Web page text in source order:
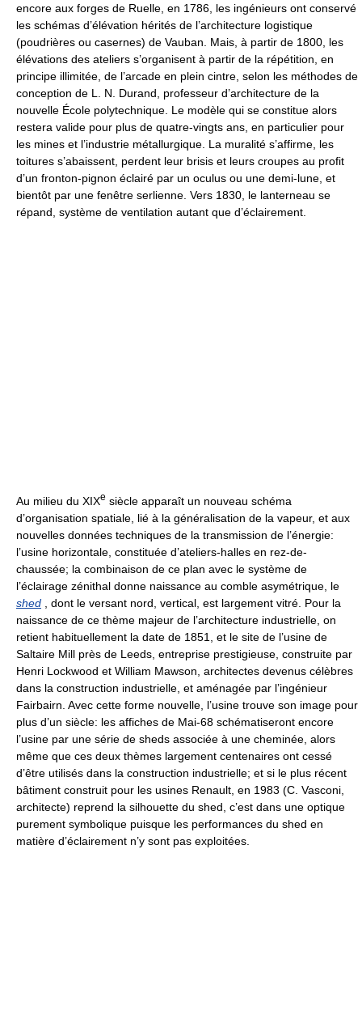
encore aux forges de Ruelle, en 1786, les ingénieurs ont conservé
les schémas d’élévation hérités de l’architecture logistique
(poudrières ou casernes) de Vauban. Mais, à partir de 1800, les
élévations des ateliers s’organisent à partir de la répétition, en
principe illimitée, de l’arcade en plein cintre, selon les méthodes de
conception de L. N. Durand, professeur d’architecture de la
nouvelle École polytechnique. Le modèle qui se constitue alors
restera valide pour plus de quatre-vingts ans, en particulier pour
les mines et l’industrie métallurgique. La muralité s’affirme, les
toitures s’abaissent, perdent leur brisis et leurs croupes au profit
d’un fronton-pignon éclairé par un oculus ou une demi-lune, et
bientôt par une fenêtre serlienne. Vers 1830, le lanterneau se
répand, système de ventilation autant que d’éclairement.
Au milieu du XIXe siècle apparaît un nouveau schéma
d’organisation spatiale, lié à la généralisation de la vapeur, et aux
nouvelles données techniques de la transmission de l’énergie:
l’usine horizontale, constituée d’ateliers-halles en rez-de-
chaussée; la combinaison de ce plan avec le système de
l’éclairage zénithal donne naissance au comble asymétrique, le
shed , dont le versant nord, vertical, est largement vitré. Pour la
naissance de ce thème majeur de l’architecture industrielle, on
retient habituellement la date de 1851, et le site de l’usine de
Saltaire Mill près de Leeds, entreprise prestigieuse, construite par
Henri Lockwood et William Mawson, architectes devenus célèbres
dans la construction industrielle, et aménagée par l’ingénieur
Fairbairn. Avec cette forme nouvelle, l’usine trouve son image pour
plus d’un siècle: les affiches de Mai-68 schématiseront encore
l’usine par une série de sheds associée à une cheminée, alors
même que ces deux thèmes largement centenaires ont cessé
d’être utilisés dans la construction industrielle; et si le plus récent
bâtiment construit pour les usines Renault, en 1983 (C. Vasconi,
architecte) reprend la silhouette du shed, c’est dans une optique
purement symbolique puisque les performances du shed en
matière d’éclairement n’y sont pas exploitées.